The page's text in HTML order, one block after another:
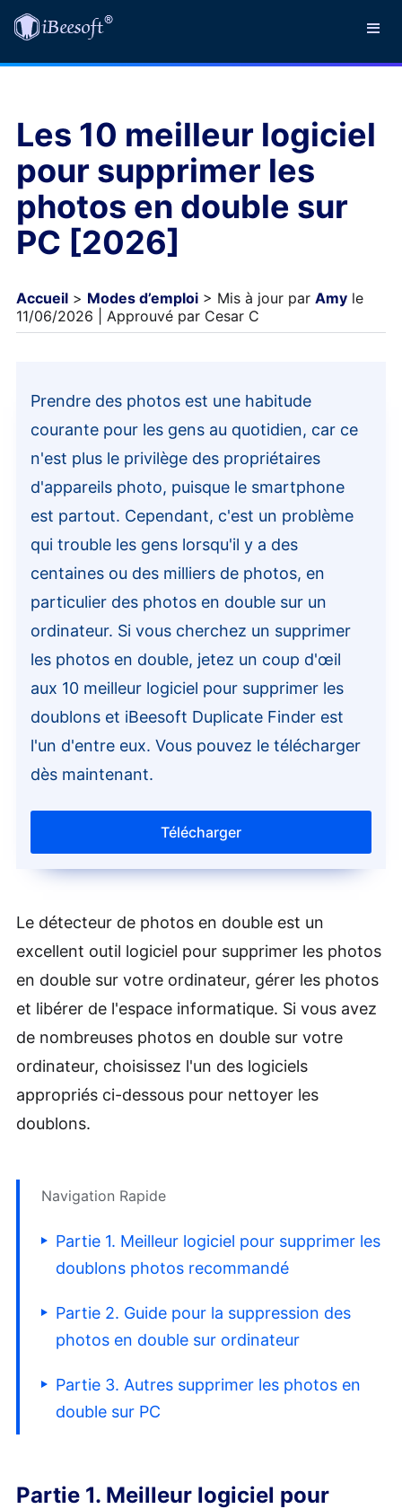
Les 10 meilleur logiciel
pour supprimer les
photos en double sur
PC [2026]
Accueil> Modes d’emploi> Mis à jour par Amyle
11/06/2026 | Approuvé par Cesar C
Prendre des photos est une habitude
courante pour les gens au quotidien, car ce
n'est plus le privilège des propriétaires
d'appareils photo, puisque le smartphone
est partout. Cependant, c'est un problème
qui trouble les gens lorsqu'il y a des
centaines ou des milliers de photos, en
particulier des photos en double sur un
ordinateur. Si vous cherchez un supprimer
les photos en double, jetez un coup d'œil
aux 10 meilleur logiciel pour supprimer les
doublons et iBeesoft Duplicate Finder est
l'un d'entre eux. Vous pouvez le télécharger
dès maintenant.
Télécharger
Le détecteur de photos en double est un
excellent outil logiciel pour supprimer les photos
en double sur votre ordinateur, gérer les photos
et libérer de l'espace informatique. Si vous avez
de nombreuses photos en double sur votre
ordinateur, choisissez l'un des logiciels
appropriés ci-dessous pour nettoyer les
doublons.
Navigation Rapide
Partie 1. Meilleur logiciel pour supprimer les
doublons photos recommandé
Partie 2. Guide pour la suppression des
photos en double sur ordinateur
Partie 3. Autres supprimer les photos en
double sur PC
Partie 1. Meilleur logiciel pour